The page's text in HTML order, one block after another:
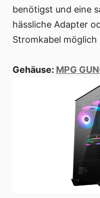
benötigst und eine
hässliche Adapter
Stromkabel möglich
Gehäuse: MPG